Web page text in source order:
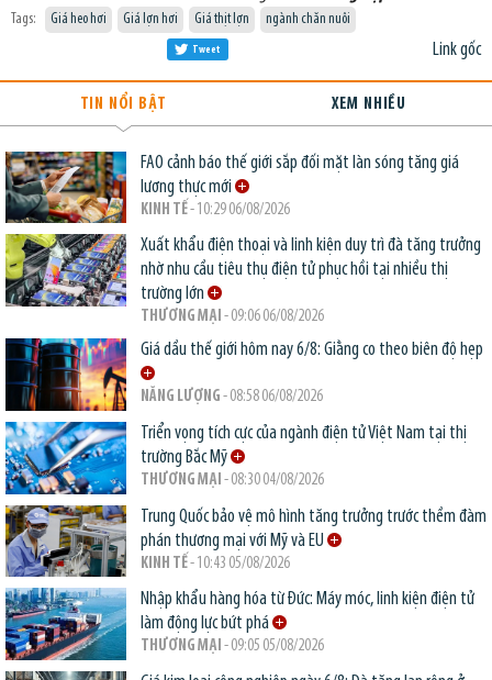
Tags: Giá heo hơi Giá lợn hơi Giá thịt lợn ngành chăn nuôi
Link gốc
Tweet
TIN NỔI BẬT XEM NHIỀU
FAO cảnh báo thế giới sắp đối mặt làn sóng tăng giá
lương thực mới
KINH TẾ- 10:29 06/08/2026
Xuất khẩu điện thoại và linh kiện duy trì đà tăng trưởng
nhờ nhu cầu tiêu thụ điện tử phục hồi tại nhiều thị
trường lớn
THƯƠNG MẠI - 09:06 06/08/2026
Giá dầu thế giới hôm nay 6/8: Giằng co theo biên độ hẹp
NĂNG LƯỢNG - 08:58 06/08/2026
Triển vọng tích cực của ngành điện tử Việt Nam tại thị
trường Bắc Mỹ
THƯƠNG MẠI - 08:30 04/08/2026
Trung Quốc bảo vệ mô hình tăng trưởng trước thềm đàm
phán thương mại với Mỹ và EU
KINH TẾ- 10:43 05/08/2026
Nhập khẩu hàng hóa từ Đức: Máy móc, linh kiện điện tử
làm động lực bứt phá
THƯƠNG MẠI - 09:05 05/08/2026